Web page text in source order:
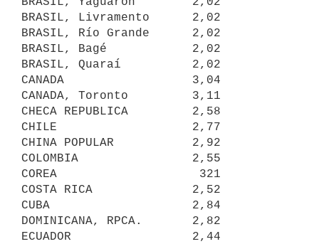
BRASIL, Livramento      2,02
BRASIL, Río Grande      2,02
BRASIL, Bagé            2,02
BRASIL, Quaraí          2,02
CANADA                  3,04
CANADA, Toronto         3,11
CHECA REPUBLICA         2,58
CHILE                   2,77
CHINA POPULAR           2,92
COLOMBIA                2,55
COREA                    321
COSTA RICA              2,52
CUBA                    2,84
DOMINICANA, RPCA.       2,82
ECUADOR                 2,44